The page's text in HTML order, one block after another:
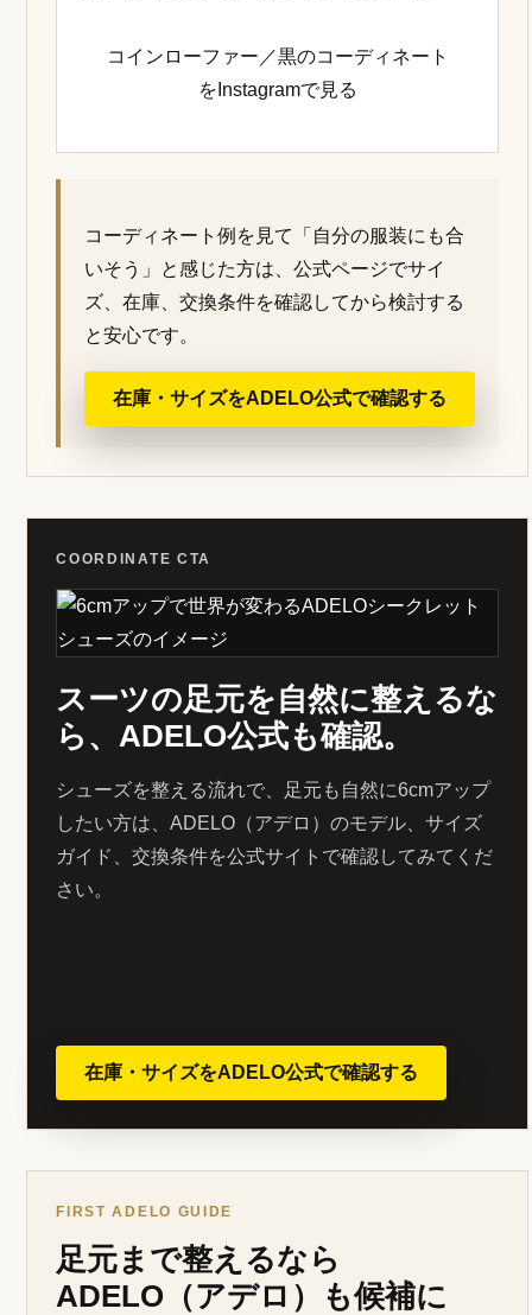
コインローファー／黒のコーディネート
をInstagramで見る
コーディネート例を見て「自分の服装にも合
いそう」と感じた方は、公式ページでサイ
ズ、在庫、交換条件を確認してから検討する
と安心です。
在庫・サイズをADELO公式で確認する
COORDINATE CTA
スーツの足元を自然に整えるな
ら、ADELO公式も確認。
シューズを整える流れで、足元も自然に6cmアップ
したい方は、ADELO（アデロ）のモデル、サイズ
ガイド、交換条件を公式サイトで確認してみてくだ
さい。
在庫・サイズをADELO公式で確認する
FIRST ADELO GUIDE
足元まで整えるなら
ADELO（アデロ）も候補に